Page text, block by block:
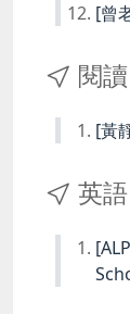
[曾
閱讀
[黃
英語